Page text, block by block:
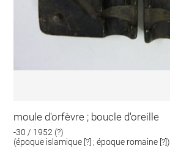
moule d'orfèvre ; boucle d'oreille
-30 / 1952 (?)
(époque islamique [?] ; époque romaine [?])